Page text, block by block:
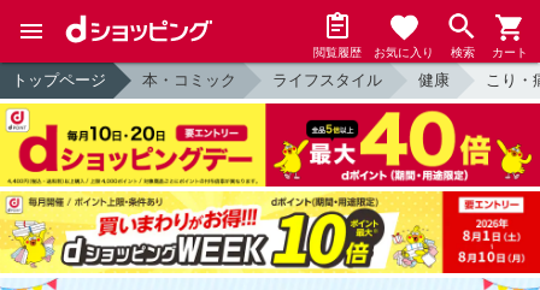
閲覧履歴 お気に入り 検索 カート
トップページ 本・コミック ライフスタイル 健康 こり・